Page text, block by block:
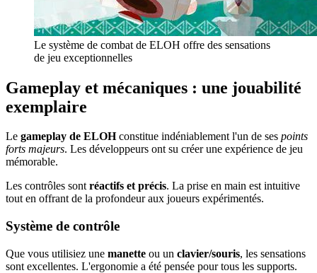
Le système de combat de ELOH offre des sensations
de jeu exceptionnelles
Gameplay et mécaniques : une jouabilité
exemplaire
Le gameplay de ELOHconstitue indéniablement l'un de ses points
forts majeurs. Les développeurs ont su créer une expérience de jeu
mémorable.
Les contrôles sontréactifs et précis. La prise en main est intuitive
tout en offrant de la profondeur aux joueurs expérimentés.
Système de contrôle
Que vous utilisiez une manette ou un clavier/souris, les sensations
sont excellentes. L'ergonomie a été pensée pour tous les supports.